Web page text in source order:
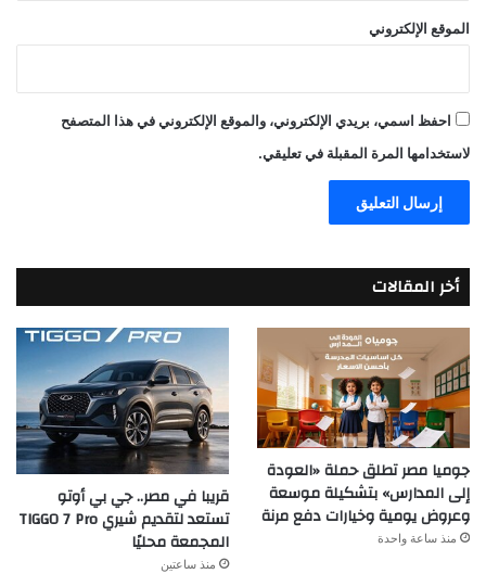
الموقع الإلكتروني
احفظ اسمي، بريدي الإلكتروني، والموقع الإلكتروني في هذا المتصفح
لاستخدامها المرة المقبلة في تعليقي.
أخر المقالات
جوميا مصر تطلق حملة «العودة
إلى المدارس» بتشكيلة موسعة
وعروض يومية وخيارات دفع مرنة
منذ ساعة واحدة
قريبا في مصر.. جي بي أوتو
تستعد لتقديم شيري TIGGO 7 Pro
المجمعة محليًا
منذ ساعتين